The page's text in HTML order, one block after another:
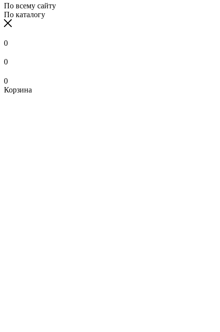
По всему сайту
По каталогу
0
0
0
Корзина